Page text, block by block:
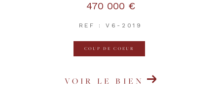
470 000 €
REF : V6-2019
COUP DE COEUR
VOIR LE BIEN